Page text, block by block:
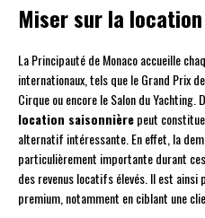
Miser sur la
La Principauté de Monaco accueille
internationaux, tels que le Grand Prix
Cirque ou encore le Salon du Yachting.
location saisonnièrepeut
alternatif intéressante. En effet, la
particulièrement importante durant
des revenus locatifs élevés. Il est
premium, notamment en ciblant une